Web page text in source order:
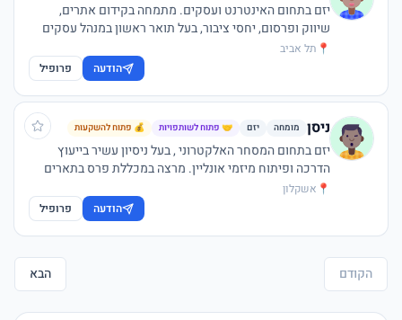
יזם בתחום האינטרנט ועסקים. מתמחה בקידום אתרים,
שיווק ופרסום, יחסי ציבור, בעל תואר ראשון במנהל עסקים
ושותף בחברת אימפורט אקספרס - בתחום היבוא / ייצור
בסין. בעל שותפיות ביחד עם משרד גדול בסין. מתפעל את
העסק ביחד עם מומחה בתחום היבוא במשרד בתל אביב,
מחפש שותפיות עסקיות נוספות. מחפש בעלי מקצוע
המעוניינים לעשות שיתופי פעולה עסקים לבנות עסק לפי
תחום הפעילות של איש המקצוע.
📍 תל אביב
הודעה
פרופיל
ניסן מומחה יזם 🤝 פתוח לשותפויות 💰 פתוח להשקעות
יזם בתחום המסחר האלקטרוני , בעל ניסיון עשיר בייעוץ
הדרכה ופיתוח מיזמי אונליין. מרצה במכללת פרס בתארים
ראשון ושני. בעלים של חברה מובילה בתחום האיקומרס
והשיווק. הכשרה ולימודי תעודה : מהנדס חשמל, תואר שני
במנה"ע, קורס דירקטורים, קורס מנהלי פרויקטים.
📍 אשקלון
הודעה
פרופיל
הקודם הבא